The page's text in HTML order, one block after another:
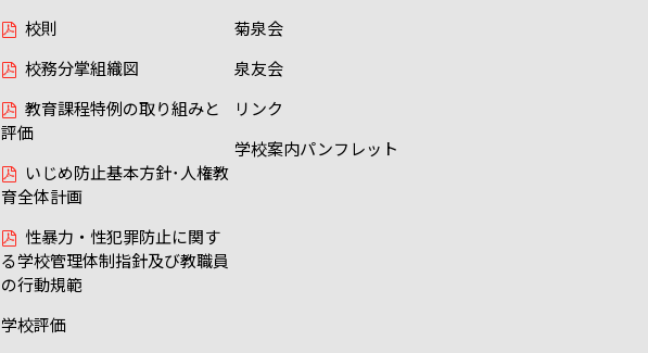
校則
校務分掌組織図
教育課程特例の取り組みと
評価
いじめ防止基本方針･人権教
育全体計画
性暴力・性犯罪防止に関す
る学校管理体制指針及び教職員
の行動規範
学校評価
菊泉会
泉友会
リンク
学校案内パンフレット